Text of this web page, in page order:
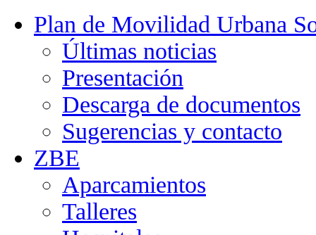
Plan de Movilidad Urbana
Últimas noticias
Presentación
Descarga de documentos
Sugerencias y contacto
ZBE
Aparcamientos
Talleres